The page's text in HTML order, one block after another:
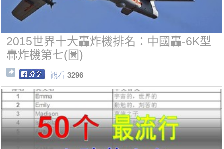
2015世界十大轟炸機排名：中國轟-6K型
轟炸機第七(圖)
觀看 3296